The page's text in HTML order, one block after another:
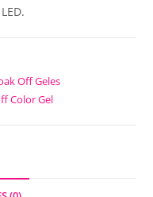
Off Geles
Color Gel